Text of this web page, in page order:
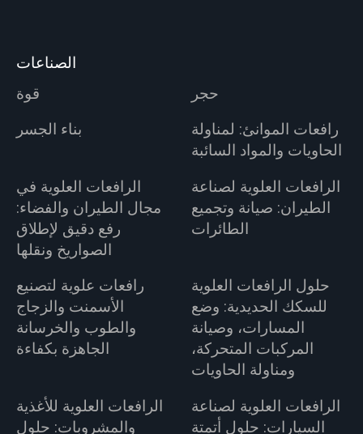
الصناعات
قوة
حجر
بناء الجسر
رافعات الموانئ: لمناولة
الحاويات والمواد السائبة
الرافعات العلوية في
مجال الطيران والفضاء:
رفع دقيق لإطلاق
الصواريخ ونقلها
الرافعات العلوية لصناعة
الطيران: صيانة وتجميع
الطائرات
رافعات علوية لتصنيع
الأسمنت والزجاج
والطوب والخرسانة
الجاهزة بكفاءة
حلول الرافعات العلوية
للسكك الحديدية: وضع
المسارات، وصيانة
المركبات المتحركة،
ومناولة الحاويات
الرافعات العلوية للأغذية
والمشروبات: حلول
الرافعات العلوية لصناعة
السيارات: حلول أتمتة